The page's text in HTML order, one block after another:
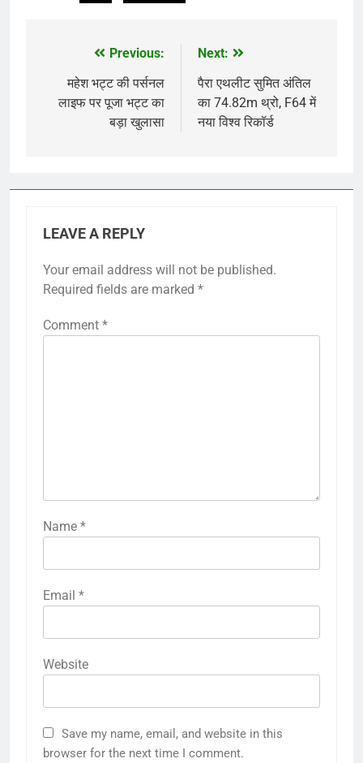
navigation
Previous:
महेश भट्ट की पर्सनल
लाइफ पर पूजा भट्ट का
बड़ा खुलासा
Next:
पैरा एथलीट सुमित अंतिल
का 74.82m थ्रो, F64 में
नया विश्व रिकॉर्ड
LEAVE A REPLY
Your email address will not be published.
Required fields are marked *
Comment *
Name *
Email *
Website
Save my name, email, and website in this
browser for the next time I comment.